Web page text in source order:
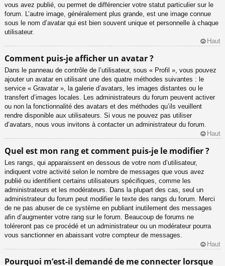
vous avez publié, ou permet de différencier votre statut particulier sur le
forum. L’autre image, généralement plus grande, est une image connue
sous le nom d’avatar qui est bien souvent unique et personnelle à chaque
utilisateur.
Haut
Comment puis-je afficher un avatar ?
Dans le panneau de contrôle de l’utilisateur, sous « Profil », vous pouvez
ajouter un avatar en utilisant une des quatre méthodes suivantes : le
service « Gravatar », la galerie d’avatars, les images distantes ou le
transfert d’images locales. Les administrateurs du forum peuvent activer
ou non la fonctionnalité des avatars et des méthodes qu’ils veuillent
rendre disponible aux utilisateurs. Si vous ne pouvez pas utiliser
d’avatars, nous vous invitons à contacter un administrateur du forum.
Haut
Quel est mon rang et comment puis-je le modifier ?
Les rangs, qui apparaissent en dessous de votre nom d’utilisateur,
indiquent votre activité selon le nombre de messages que vous avez
publié ou identifient certains utilisateurs spécifiques, comme les
administrateurs et les modérateurs. Dans la plupart des cas, seul un
administrateur du forum peut modifier le texte des rangs du forum. Merci
de ne pas abuser de ce système en publiant inutilement des messages
afin d’augmenter votre rang sur le forum. Beaucoup de forums ne
toléreront pas ce procédé et un administrateur ou un modérateur pourra
vous sanctionner en abaissant votre compteur de messages.
Haut
Pourquoi m’est-il demandé de me connecter lorsque